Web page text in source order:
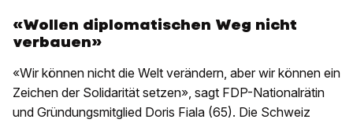
«Wollen diplomatischen Weg nicht
verbauen»
«Wir können nicht die Welt verändern, aber wir können ein
Zeichen der Solidarität setzen», sagt FDP-Nationalrätin
und Gründungsmitglied Doris Fiala (65). Die Schweiz